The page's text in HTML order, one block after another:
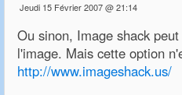
Jeudi 15 Février 2007 @ 21:14
Ou sinon, Image shack
l'image. Mais cette option
http://www.imageshack.us/